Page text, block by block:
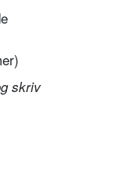
skriv